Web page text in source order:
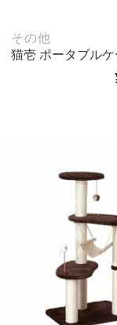
その他
猫壱 ポータブルケ